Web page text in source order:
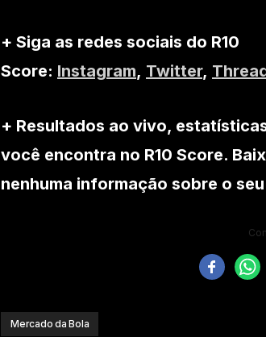
+ Siga as redes sociais do R10
Score: Instagram, Twitter,
+ Resultados ao vivo,
você encontra no R10 Score.
nenhuma informação sobre o
Mercado da Bola